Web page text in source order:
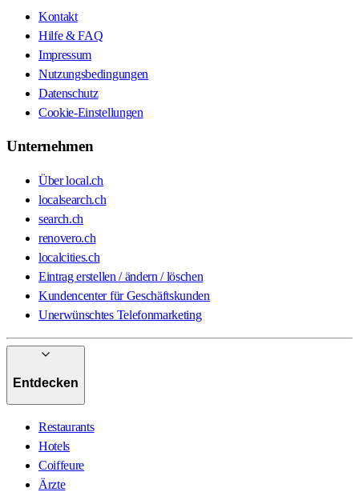
Kontakt
Hilfe & FAQ
Impressum
Nutzungsbedingungen
Datenschutz
Cookie-Einstellungen
Unternehmen
Über local.ch
localsearch.ch
search.ch
renovero.ch
localcities.ch
Eintrag erstellen / ändern / löschen
Kundencenter für Geschäftskunden
Unerwünschtes Telefonmarketing
Entdecken
Restaurants
Hotels
Coiffeure
Ärzte